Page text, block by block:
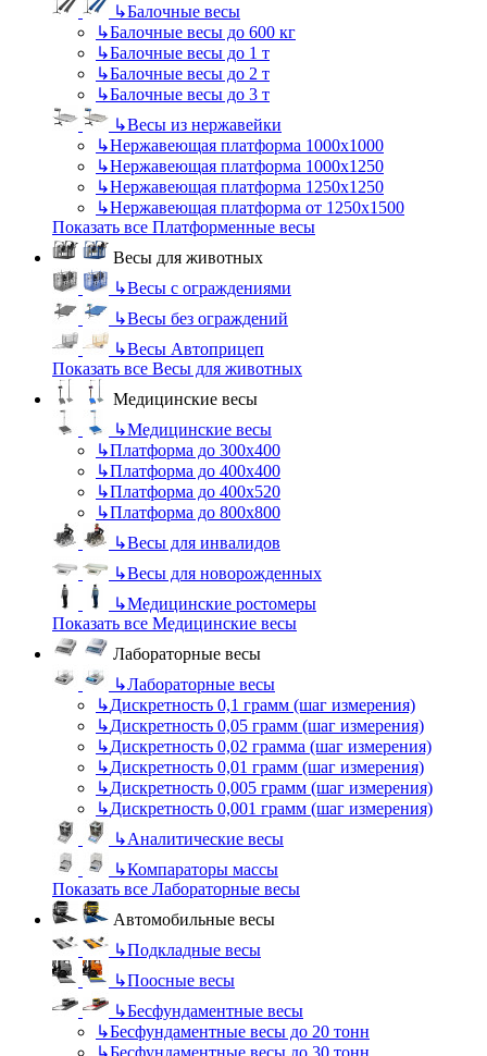
↳Балочные весы
↳Балочные весы до 600 кг
↳Балочные весы до 1 т
↳Балочные весы до 2 т
↳Балочные весы до 3 т
↳Весы из нержавейки
↳Нержавеющая платформа 1000х1000
↳Нержавеющая платформа 1000х1250
↳Нержавеющая платформа 1250х1250
↳Нержавеющая платформа от 1250х1500
Показать все Платформенные весы
Весы для животных
↳Весы с ограждениями
↳Весы без ограждений
↳Весы Автоприцеп
Показать все Весы для животных
Медицинские весы
↳Медицинские весы
↳Платформа до 300х400
↳Платформа до 400х400
↳Платформа до 400х520
↳Платформа до 800х800
↳Весы для инвалидов
↳Весы для новорожденных
↳Медицинские ростомеры
Показать все Медицинские весы
Лабораторные весы
↳Лабораторные весы
↳Дискретность 0,1 грамм (шаг измерения)
↳Дискретность 0,05 грамм (шаг измерения)
↳Дискретность 0,02 грамма (шаг измерения)
↳Дискретность 0,01 грамм (шаг измерения)
↳Дискретность 0,005 грамм (шаг измерения)
↳Дискретность 0,001 грамм (шаг измерения)
↳Аналитические весы
↳Компараторы массы
Показать все Лабораторные весы
Автомобильные весы
↳Подкладные весы
↳Поосные весы
↳Бесфундаментные весы
↳Бесфундаментные весы до 20 тонн
↳Бесфундаментные весы до 30 тонн